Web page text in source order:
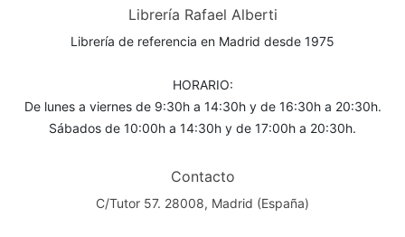
Librería Rafael Alberti
Librería de referencia en Madrid desde 1975
HORARIO:
De lunes a viernes de 9:30h a 14:30h y de 16:30h a 20:30h.
Sábados de 10:00h a 14:30h y de 17:00h a 20:30h.
Contacto
C/Tutor 57. 28008, Madrid (España)